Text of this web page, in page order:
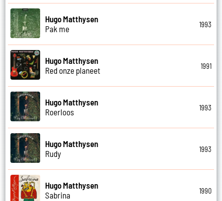
Hugo Matthysen
Pak me
1993
Hugo Matthysen
Red onze planeet
1991
Hugo Matthysen
Roerloos
1993
Hugo Matthysen
Rudy
1993
Hugo Matthysen
Sabrina
1990